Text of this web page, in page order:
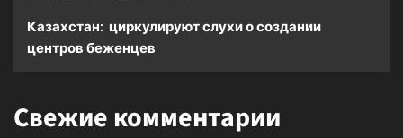
Казахстан: циркулируют слухи о создании
центров беженцев
Свежие комментарии